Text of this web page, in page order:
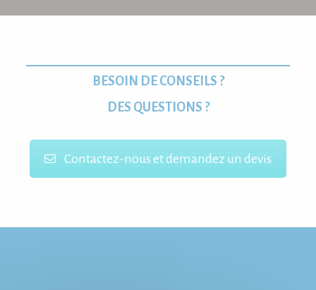
BESOIN DE CONSEILS ?
DES QUESTIONS ?
Contactez-nous et demandez un devis